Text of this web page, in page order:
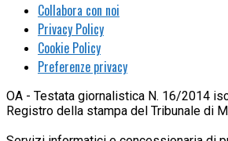
Collabora con noi
Privacy Policy
Cookie Policy
Preferenze privacy
OA - Testata giornalistica N. 16/2014
Registro della stampa del Tribunale di